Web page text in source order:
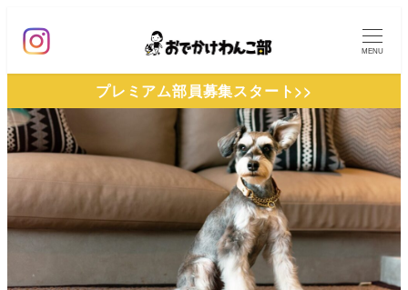
ン
ン
テ
ツ
へ
MENU
プレミアム部員募集スタート>>